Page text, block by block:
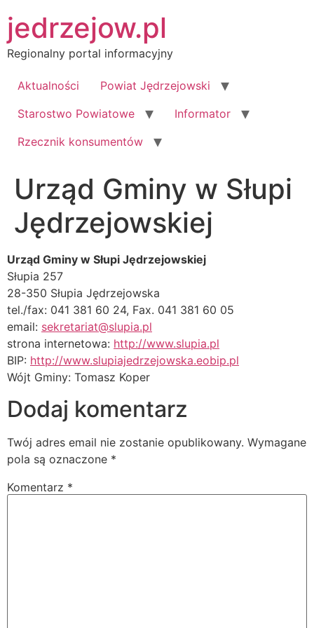
do
treści
jedrzejow.pl
Regionalny portal informacyjny
Aktualności
Powiat Jędrzejowski
Starostwo Powiatowe
Informator
Rzecznik konsumentów
Urząd Gminy w Słupi
Jędrzejowskiej
Urząd Gminy w Słupi Jędrzejowskiej
Słupia 257
28-350 Słupia Jędrzejowska
tel./fax: 041 381 60 24, Fax. 041 381 60 05
email: sekretariat@slupia.pl
strona internetowa: http://www.slupia.pl
BIP: http://www.slupiajedrzejowska.eobip.pl
Wójt Gminy: Tomasz Koper
Dodaj komentarz
Twój adres email nie zostanie opublikowany. Wymagane
pola są oznaczone *
Komentarz *